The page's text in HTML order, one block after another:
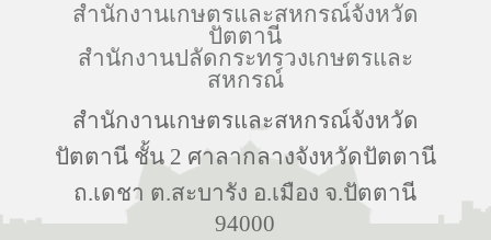
สำนักงานเกษตรและสหกรณ์จังหวัด
ปัตตานี
สำนักงานปลัดกระทรวงเกษตรและ
สหกรณ์
สำนักงานเกษตรและสหกรณ์จังหวัด
ปัตตานี ชั้น 2 ศาลากลางจังหวัดปัตตานี
ถ.เดชา ต.สะบารัง อ.เมือง จ.ปัตตานี
94000